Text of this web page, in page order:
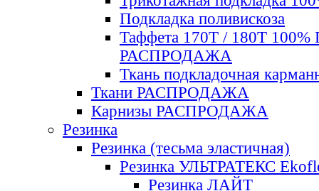
Подкладка поливискоза
Таффета 170Т / 180Т 100%
РАСПРОДАЖА
Ткань подкладочная
Ткани РАСПРОДАЖА
Карнизы РАСПРОДАЖА
Резинка
Резинка (тесьма эластичная)
Резинка УЛЬТРАТЕКС
Резинка ЛАЙТ